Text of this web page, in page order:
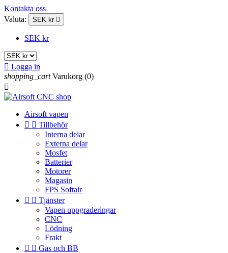
Kontakta oss
Valuta:
SEK kr 
SEK kr
 Logga in
shopping_cart Varukorg (0)

Airsoft vapen
  Tillbehör
Interna delar
Externa delar
Mosfet
Batterier
Motorer
Magasin
FPS Softair
  Tjänster
Vapen uppgraderingar
CNC
Lödning
Frakt
  Gas och BB